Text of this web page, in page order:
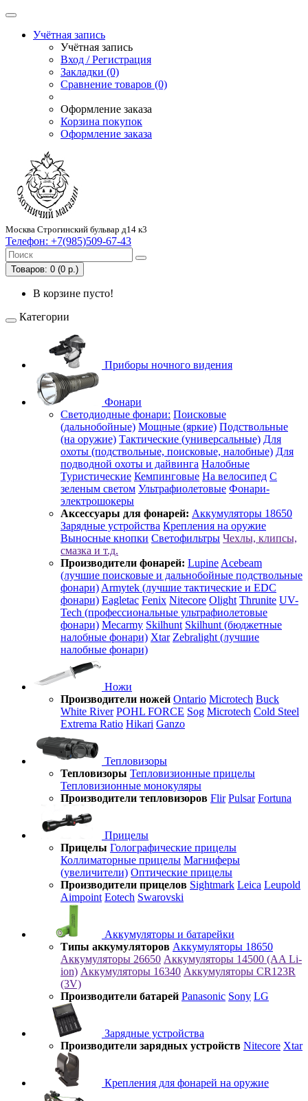
Учётная запись
Учётная запись
Вход / Регистрация
Закладки (0)
Сравнение товаров (0)
Оформление заказа
Корзина покупок
Оформление заказа
Москва Строгинский бульвар д14 к3
Телефон: +7(985)509-67-43
Товаров: 0 (0 р.)
В корзине пусто!
Категории
Приборы ночного видения
Фонари
Светодиодные фонари: Поисковые
(дальнобойные) Мощные (яркие) Подствольные
(на оружие) Тактические (универсальные) Для
охоты (подствольные, поисковые, налобные) Для
подводной охоты и дайвинга Налобные
Туристические Кемпинговые На велосипед С
зеленым светом Ультрафиолетовые Фонари-
электрошокеры
Аксессуары для фонарей: Аккумуляторы 18650
Зарядные устройства Крепления на оружие
Выносные кнопки Светофильтры Чехлы, клипсы,
смазка и т.д.
Производители фонарей: Lupine Acebeam
(лучшие поисковые и дальнобойные подствольные
фонари) Armytek (лучшие тактические и EDC
фонари) Eagletac Fenix Nitecore Olight Thrunite UV-
Tech (профессиональные ультрафиолетовые
фонари) Mecarmy Skilhunt Skilhunt (бюджетные
налобные фонари) Xtar Zebralight (лучшие
налобные фонари)
Ножи
Производители ножей Ontario Microtech Buck
White River POHL FORCE Sog Microtech Cold Steel
Extrema Ratio Hikari Ganzo
Тепловизоры
Тепловизоры Тепловизионные прицелы
Тепловизионные монокуляры
Производители тепловизоров Flir Pulsar Fortuna
Прицелы
Прицелы Голографические прицелы
Коллиматорные прицелы Магниферы
(увеличители) Оптические прицелы
Производители прицелов Sightmark Leica Leupold
Aimpoint Eotech Swarovski
Аккумуляторы и батарейки
Типы аккумуляторов Аккумуляторы 18650
Аккумуляторы 26650 Аккумуляторы 14500 (AA Li-
ion) Аккумуляторы 16340 Аккумуляторы CR123R
(3V)
Производители батарей Panasonic Sony LG
Зарядные устройства
Производители зарядных устройств Nitecore Xtar
Крепления для фонарей на оружие